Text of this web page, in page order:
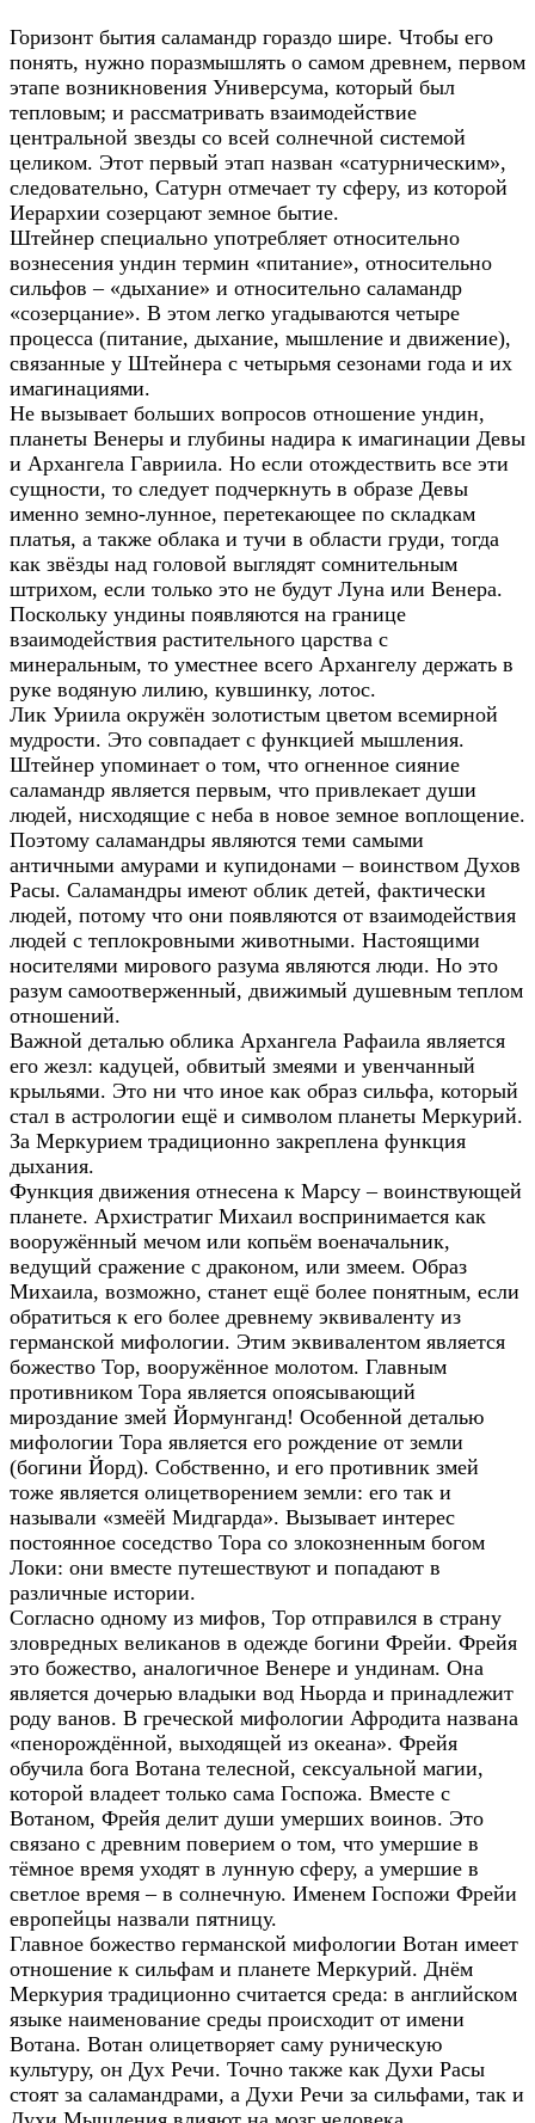
Горизонт бытия саламандр гораздо шире. Чтобы его
понять, нужно поразмышлять о самом древнем, первом
этапе возникновения Универсума, который был
тепловым; и рассматривать взаимодействие
центральной звезды со всей солнечной системой
целиком. Этот первый этап назван «сатурническим»,
следовательно, Сатурн отмечает ту сферу, из которой
Иерархии созерцают земное бытие.
Штейнер специально употребляет относительно
вознесения ундин термин «питание», относительно
сильфов – «дыхание» и относительно саламандр
«созерцание». В этом легко угадываются четыре
процесса (питание, дыхание, мышление и движение),
связанные у Штейнера с четырьмя сезонами года и их
имагинациями.
Не вызывает больших вопросов отношение ундин,
планеты Венеры и глубины надира к имагинации Девы
и Архангела Гавриила. Но если отождествить все эти
сущности, то следует подчеркнуть в образе Девы
именно земно-лунное, перетекающее по складкам
платья, а также облака и тучи в области груди, тогда
как звёзды над головой выглядят сомнительным
штрихом, если только это не будут Луна или Венера.
Поскольку ундины появляются на границе
взаимодействия растительного царства с
минеральным, то уместнее всего Архангелу держать в
руке водяную лилию, кувшинку, лотос.
Лик Уриила окружён золотистым цветом всемирной
мудрости. Это совпадает с функцией мышления.
Штейнер упоминает о том, что огненное сияние
саламандр является первым, что привлекает души
людей, нисходящие с неба в новое земное воплощение.
Поэтому саламандры являются теми самыми
античными амурами и купидонами – воинством Духов
Расы. Саламандры имеют облик детей, фактически
людей, потому что они появляются от взаимодействия
людей с теплокровными животными. Настоящими
носителями мирового разума являются люди. Но это
разум самоотверженный, движимый душевным теплом
отношений.
Важной деталью облика Архангела Рафаила является
его жезл: кадуцей, обвитый змеями и увенчанный
крыльями. Это ни что иное как образ сильфа, который
стал в астрологии ещё и символом планеты Меркурий.
За Меркурием традиционно закреплена функция
дыхания.
Функция движения отнесена к Марсу – воинствующей
планете. Архистратиг Михаил воспринимается как
вооружённый мечом или копьём военачальник,
ведущий сражение с драконом, или змеем. Образ
Михаила, возможно, станет ещё более понятным, если
обратиться к его более древнему эквиваленту из
германской мифологии. Этим эквивалентом является
божество Тор, вооружённое молотом. Главным
противником Тора является опоясывающий
мироздание змей Йормунганд! Особенной деталью
мифологии Тора является его рождение от земли
(богини Йорд). Собственно, и его противник змей
тоже является олицетворением земли: его так и
называли «змеёй Мидгарда». Вызывает интерес
постоянное соседство Тора со злокозненным богом
Локи: они вместе путешествуют и попадают в
различные истории.
Согласно одному из мифов, Тор отправился в страну
зловредных великанов в одежде богини Фрейи. Фрейя
это божество, аналогичное Венере и ундинам. Она
является дочерью владыки вод Ньорда и принадлежит
роду ванов. В греческой мифологии Афродита названа
«пенорождённой, выходящей из океана». Фрейя
обучила бога Вотана телесной, сексуальной магии,
которой владеет только сама Госпожа. Вместе с
Вотаном, Фрейя делит души умерших воинов. Это
связано с древним поверием о том, что умершие в
тёмное время уходят в лунную сферу, а умершие в
светлое время – в солнечную. Именем Госпожи Фрейи
европейцы назвали пятницу.
Главное божество германской мифологии Вотан имеет
отношение к сильфам и планете Меркурий. Днём
Меркурия традиционно считается среда: в английском
языке наименование среды происходит от имени
Вотана. Вотан олицетворяет саму руническую
культуру, он Дух Речи. Точно также как Духи Расы
стоят за саламандрами, а Духи Речи за сильфами, так и